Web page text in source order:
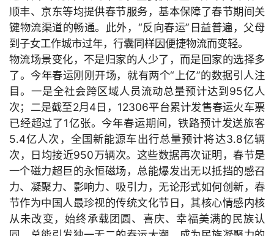
顺丰、京东等均提供春节服务，基本保障了春节期间关
键物流渠道的畅通。此外，“反向春运”日益普遍，父母
到子女工作城市过年，行囊同样因便捷物流而变轻。
物流场景变化，不是归家的人少了，而是回家的选择多
了。今年春运刚刚开场，就有两个“上亿”的数据引人注
目。一是全社会跨区域人员流动总量预计达到95亿人
次；二是截至2月4日， 12306平台累计发售春运火车票
已经超过了1亿张。今年春运期间，铁路预计发送旅客
5.4亿人次，全国新能源车出行总量预计将达3.8亿辆
次，日均接近950万辆次。这些数据再次证明，春节是
一个磁力超巨的永恒磁场，总能爆发出无以抵挡的感召
力、凝聚力、影响力、吸引力，无论形式如何创新，春
节作为中国人最珍视的传统文化节日，其核心情感内核
从未改变，始终承载团圆、喜庆、幸福美满的民族认